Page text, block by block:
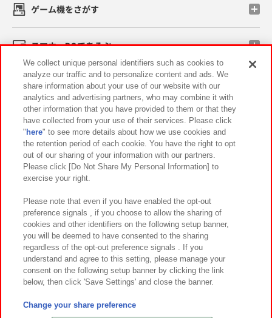
ゲーム機をさがす
スマホ・PCであそぶ
イベント・キャンペーン
関連会社 サステナビリティ サイトポリシー
プライバシーポリシー ウェブアクセシビリティ方針と検証結果
お取引先さまとともに
カスタマーハラスメント対応方針 よくあるご質問・お問い合わせ
©Bandai Namco Amusement Inc.
©Bandai Namco Amusement Lab Inc.
We collect unique personal identifiers such as cookies to
analyze our traffic and to personalize content and ads. We
share information about your use of our website with our
analytics and advertising partners, who may combine it with
other information that you have provided to them or that they
have collected from your use of their services. Please click
" here" to see more details about how we use cookies and
the retention period of each cookie. You have the right to opt
out of our sharing of your information with our partners.
Please click [Do Not Share My Personal Information] to
exercise your right.
Please note that even if you have enabled the opt-out
preference signals , if you choose to allow the sharing of
cookies and other identifiers on the following setup banner,
you will be deemed to have consented to the sharing
regardless of the opt-out preference signals . If you
understand and agree to this setting, please manage your
consent on the following setup banner by clicking the link
below, then click 'Save Settings' and close the banner.
Change your share preference